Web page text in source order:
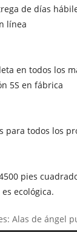
de días
línea
en todos los
5S en fábrica
para todos los
pies
ecológica.
Alas de ángel